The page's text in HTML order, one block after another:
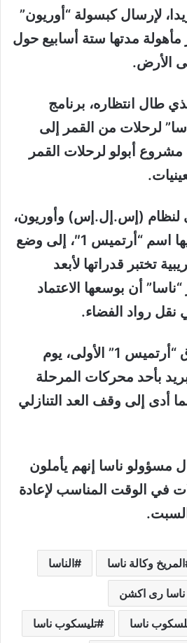
لإرسال كبسولة “أوريون”
مأهولة مدتها ستة أسابيع حول
الأرض.
طال انتظاره، برنامج
لرحلات من القمر إلى
أبولو لرحلات القمر
لنظام (إس.إل.إس) وأوريون،
وهي مهمة أطلق عليها اسم “أرتميس 1″، إلى وضع
تختبر قدراتها لأبعد
أن بوسعها الاعتماد
نقل رواد الفضاء.
وألغيت محاولة إطلاق “أرتميس 1” الأولى، يوم
بأحد محركات المرحلة
أدى إلى وقف العد التنازلي
مسؤولو ناسا إنهم يأملون
في الوقت المناسب لإعادة
المريخ وكالة ناسا الناسا
ناسا ری اکشن
ناسا تليسكوب ناسا